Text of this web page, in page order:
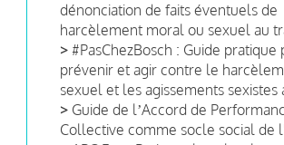
dénonciation de faits éventuels de
harcèlement moral ou sexuel au
> #PasChezBosch : Guide pratique
prévenir et agir contre le
sexuel et les agissements sexistes
> Guide de lʼAccord de
Collective comme socle social de